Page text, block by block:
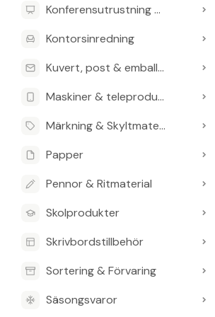
Konferensutrustning & Presentationsutrustning
Kontorsinredning
Kuvert, post & emballage
Maskiner & teleprodukter
Märkning & Skyltmaterial
Papper
Pennor & Ritmaterial
Skolprodukter
Skrivbordstillbehör
Sortering & Förvaring
Säsongsvaror